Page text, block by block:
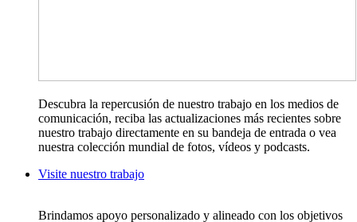
Descubra la repercusión de nuestro trabajo en los medios de
comunicación, reciba las actualizaciones más recientes sobre
nuestro trabajo directamente en su bandeja de entrada o vea
nuestra colección mundial de fotos, vídeos y podcasts.
Visite nuestro trabajo
Brindamos apoyo personalizado y alineado con los objetivos